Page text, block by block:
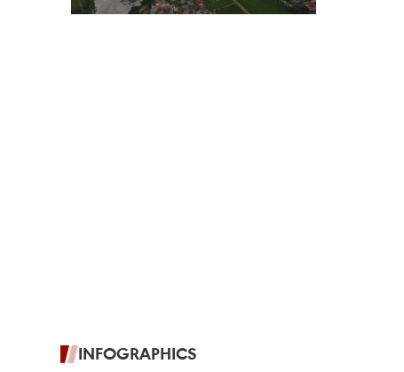
INFOGRAPHICS